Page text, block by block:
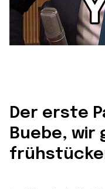
Der erste
Buebe, wir